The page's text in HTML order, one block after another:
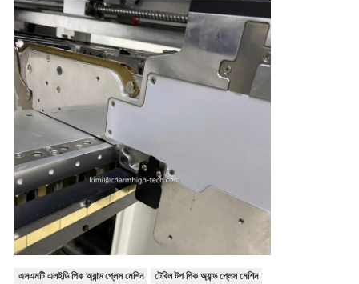
এসএমটি এলইডি পিক অ্যান্ড প্লেস মেশিন
টেবিল টপ পিক অ্যান্ড প্লেস মেশিন